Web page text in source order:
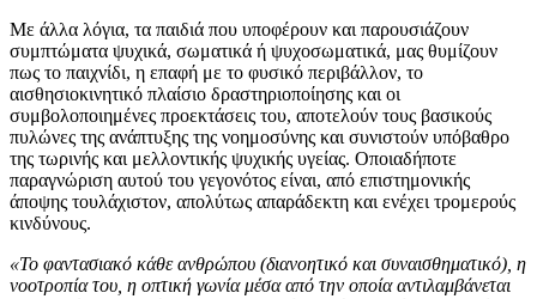
Με άλλα λόγια, τα παιδιά που υποφέρουν και παρουσιάζουν
συμπτώματα ψυχικά, σωματικά ή ψυχοσωματικά, μας θυμίζουν
πως το παιχνίδι, η επαφή με το φυσικό περιβάλλον, το
αισθησιοκινητικό πλαίσιο δραστηριοποίησης και οι
συμβολοποιημένες προεκτάσεις του, αποτελούν τους βασικούς
πυλώνες της ανάπτυξης της νοημοσύνης και συνιστούν υπόβαθρο
της τωρινής και μελλοντικής ψυχικής υγείας. Οποιαδήποτε
παραγνώριση αυτού του γεγονότος είναι, από επιστημονικής
άποψης τουλάχιστον, απολύτως απαράδεκτη και ενέχει τρομερούς
κινδύνους.
«Το φαντασιακό κάθε ανθρώπου (διανοητικό και συναισθηματικό), η
νοοτροπία του, η οπτική γωνία μέσα από την οποία αντιλαμβάνεται